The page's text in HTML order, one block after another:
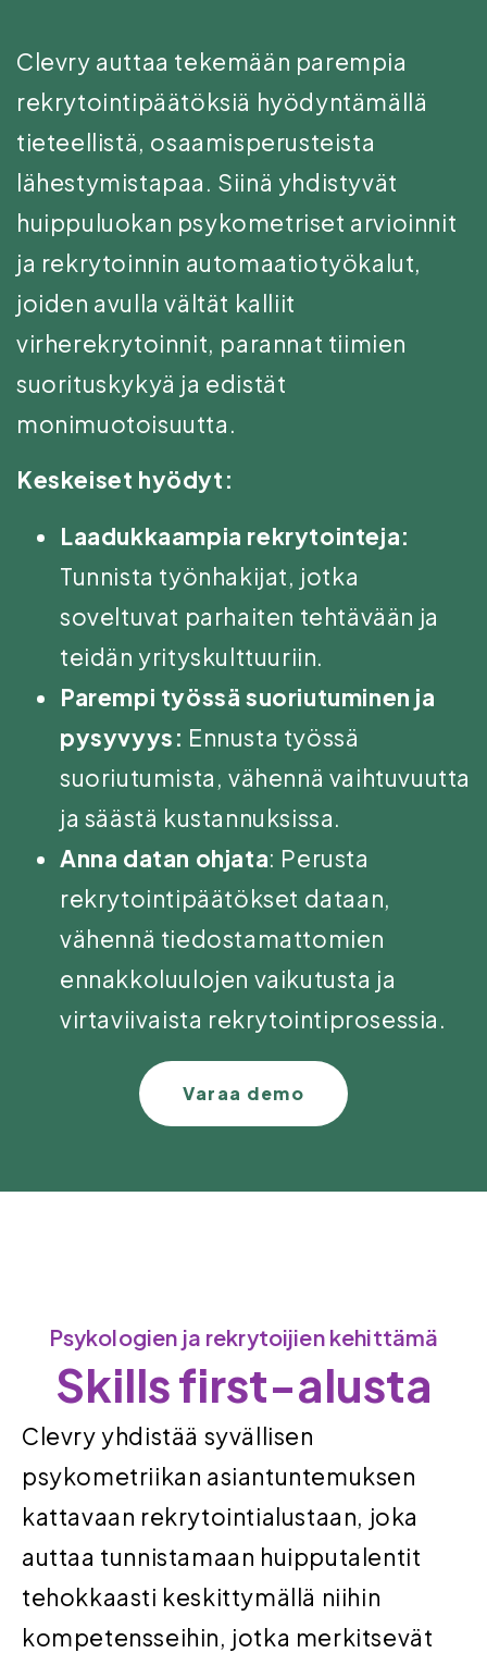
Clevry auttaa tekemään parempia
rekrytointipäätöksiä hyödyntämällä
tieteellistä, osaamisperusteista
lähestymistapaa. Siinä yhdistyvät
huippuluokan psykometriset arvioinnit
ja rekrytoinnin automaatiotyökalut,
joiden avulla vältät kalliit
virherekrytoinnit, parannat tiimien
suorituskykyä ja edistät
monimuotoisuutta.
Keskeiset hyödyt:
Laadukkaampia rekrytointeja:
Tunnista työnhakijat, jotka
soveltuvat parhaiten tehtävään ja
teidän yrityskulttuuriin.
Parempi työssä suoriutuminen ja
pysyvyys: Ennusta työssä
suoriutumista, vähennä vaihtuvuutta
ja säästä kustannuksissa.
Anna datan ohjata: Perusta
rekrytointipäätökset dataan,
vähennä tiedostamattomien
ennakkoluulojen vaikutusta ja
virtaviivaista rekrytointiprosessia.
Varaa demo
Psykologien ja rekrytoijien kehittämä
Skills first-alusta
Clevry yhdistää syvällisen
psykometriikan asiantuntemuksen
kattavaan rekrytointialustaan, joka
auttaa tunnistamaan huipputalentit
tehokkaasti keskittymällä niihin
kompetensseihin, jotka merkitsevät